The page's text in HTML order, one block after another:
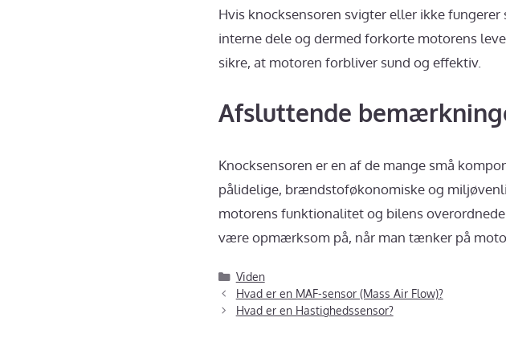
Hvis knocksensoren svigter eller ikke
interne dele og dermed forkorte motorens
sikre, at motoren forbliver sund og effektiv.
Afsluttende
Knocksensoren er en af de mange små
pålidelige, brændstoføkonomiske og
motorens funktionalitet og bilens
være opmærksom på, når man tænker på
Kategorier
Viden
Hvad er en MAF-sensor (Mass Air Flow)?
Hvad er en Hastighedssensor?